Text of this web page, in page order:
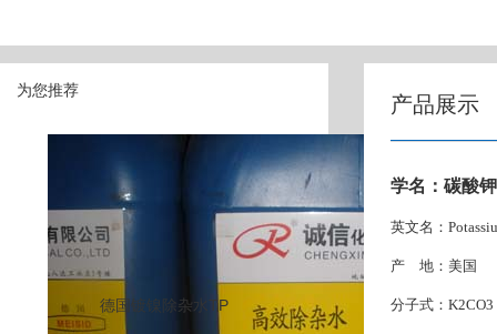
为您推荐
德国镀镍除杂水TP
产品展示
学名：碳酸钾
英文名：
产 地：美国
分子式：K2CO3